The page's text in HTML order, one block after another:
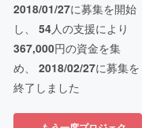
2018/01/27に募集を開始
し、 54人の支援により
367,000円の資金を集
め、 2018/02/27に募集を
終了しました